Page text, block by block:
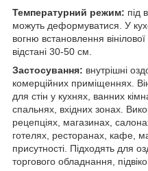
Температурний режим: під
можуть деформуватися. У
вогню встановлення
відстані 30-50 см.
Застосування: внутрішні
комерційних приміщеннях.
для стін у кухнях, ванних
спальнях, вхідних зонах.
рецепціях, магазинах,
готелях, ресторанах, кафе,
присутності. Підходять для
торгового обладнання,